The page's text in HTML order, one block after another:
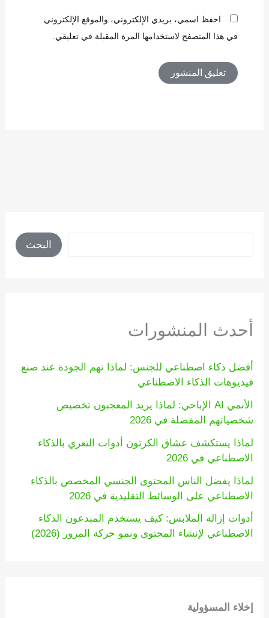
احفظ اسمي، بريدي الإلكتروني، والموقع الإلكتروني
في هذا المتصفح لاستخدامها المرة المقبلة في تعليقي.
البحث
أحدث المنشورات
أفضل ذكاء اصطناعي للجنس: لماذا تهم الجودة عند صنع
فيديوهات الذكاء الاصطناعي
الأنمي AI الإباحي: لماذا يريد المعجبون تخصيص
شخصياتهم المفضلة في 2026
لماذا يستكشف عشاق الكرتون أدوات التعري بالذكاء
الاصطناعي في 2026
لماذا يفضل الناس المحتوى الجنسي المخصص بالذكاء
الاصطناعي على الوسائط التقليدية في 2026
أدوات إزالة الملابس: كيف يستخدم المبدعون الذكاء
الاصطناعي لإنشاء المحتوى ونمو حركة المرور (2026)
إخلاء المسؤولية